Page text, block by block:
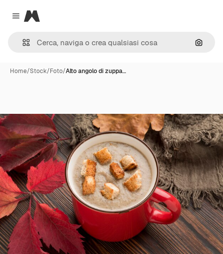
Close menu
Magnific
Cerca
Home/Stock/Foto/Alto angolo di zuppa…